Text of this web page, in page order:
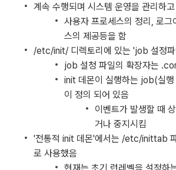
계속 수행되며 시스템 운영을 관리하
사용자 프로세스의 정리, 로그
스의 제공등을 함
/etc/init/ 디렉토리에 있는 'job 설정파
job 설청 파일의 확장자는
init 데몬이 실행하는 job(실
이 정의 되어 있음
이벤트가 발생할 때
거나 중지시킴
'전통적 init 데몬'에서는 /etc/inittab
로 사용했음